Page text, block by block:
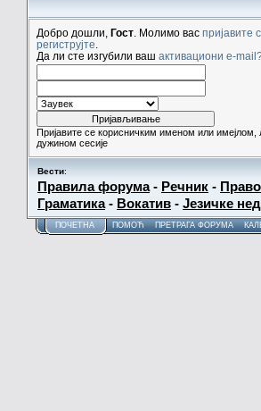
Добро дошли, Гост . Молимо вас пријавите
региструјте
Да ли сте изгубили ваш активациони e-
Пријавите се корисничким именом или имејлом,
дужином сесије
Вести:
Правила форума- Речник -
Граматика- Вокатив - Језичке
ПОЧЕТНА ПОМОЋ ПРЕТРАГА ФОРУМА